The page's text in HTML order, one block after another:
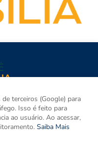
Distrito Federal e Entorno
e o Brasil. Aqui tem
Os principais temas
DRT 0010556/DF.
terceiros (Google) para
Isso é feito para
ao usuário. Ao acessar,
Saiba Mais